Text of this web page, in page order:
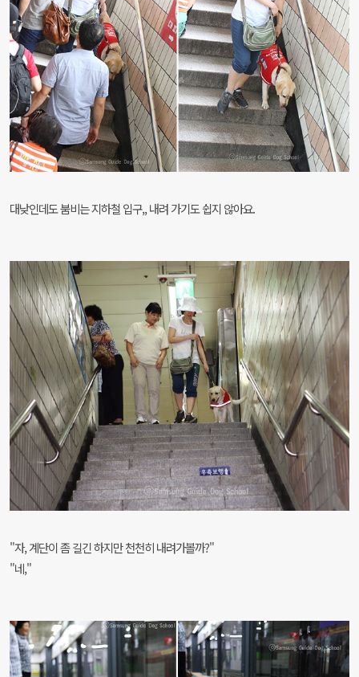
대낮인데도 붐비는 지하철 입구,, 내려 가기도 쉽지 않아요.
"자, 계단이 좀 길긴 하지만 천천히 내려가볼까?"
"네,"